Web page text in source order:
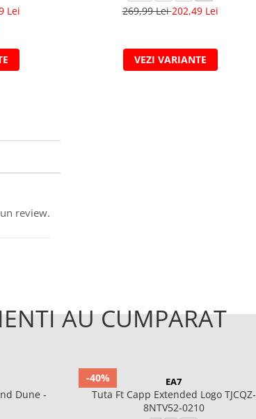
Lei 269,99 Lei202,49 Lei
VEZI VARIANTE
review.
AU CUMPARAT
Dune -
-40% EA7
Tuta Ft Capp Extended Logo TJCQZ-
8NTV52-0210